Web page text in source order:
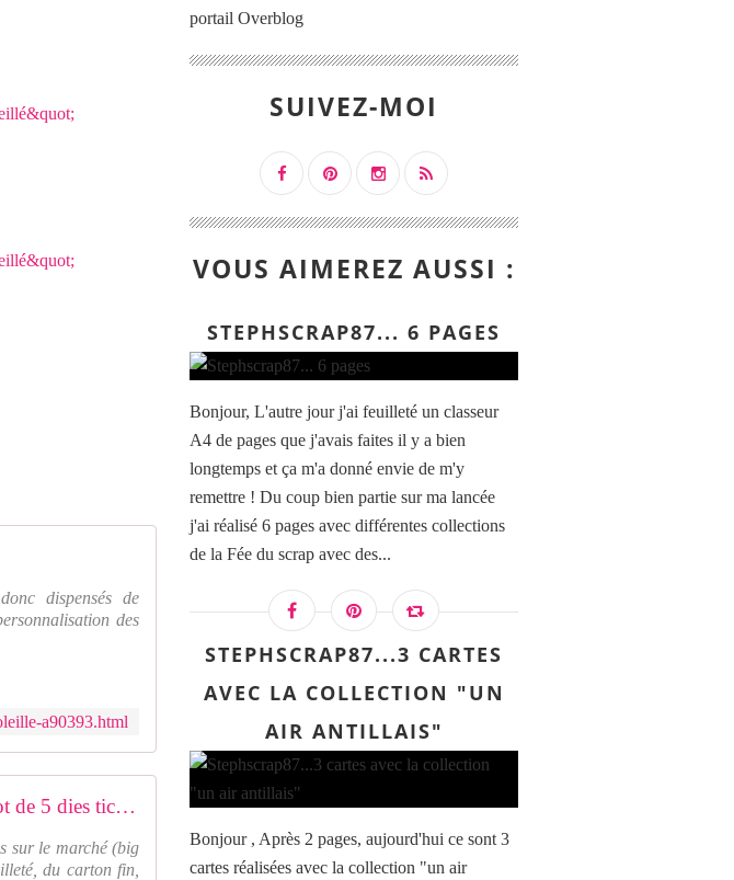
dispensés de
des
a90393.html
FDSDL130 : Lot de 5 dies tickets Fée du SCrap
sur le marché (big
du carton fin,
portail Overblog
SUIVEZ-MOI
VOUS AIMEREZ AUSSI :
STEPHSCRAP87... 6 PAGES
Bonjour, L'autre jour j'ai feuilleté un classeur
A4 de pages que j'avais faites il y a bien
longtemps et ça m'a donné envie de m'y
remettre ! Du coup bien partie sur ma lancée
j'ai réalisé 6 pages avec différentes collections
de la Fée du scrap avec des...
STEPHSCRAP87...3 CARTES
AVEC LA COLLECTION "UN
AIR ANTILLAIS"
Bonjour , Après 2 pages, aujourd'hui ce sont 3
cartes réalisées avec la collection "un air